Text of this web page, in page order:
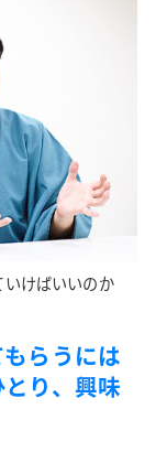
けばいいのか
らうには
り、興味